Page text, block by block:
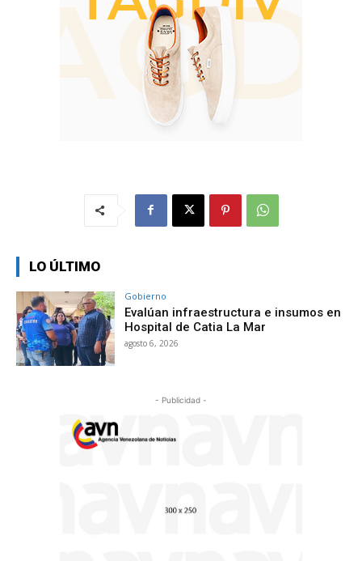
LO ÚLTIMO
Gobierno
Evalúan infraestructura e insumos en
Hospital de Catia La Mar
agosto 6, 2026
- Publicidad -